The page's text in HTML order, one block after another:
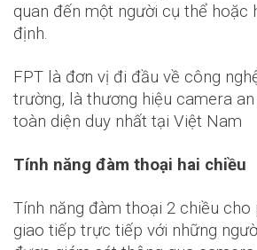
quan đến một người cụ thể hoặc
định.
FPT là đơn vị đi đầu về công
trường, là thương hiệu camera
toàn diện duy nhất tại Việt Nam
Tính năng đàm thoại hai chiều
Tính năng đàm thoại 2 chiều cho
giao tiếp trực tiếp với những